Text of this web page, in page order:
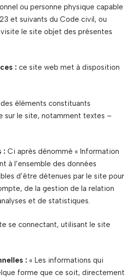
ou personne physique capable
et suivants du Code civil, ou
le site objet des présentes
: ce site web met à disposition
éléments constituants
sur le site, notamment textes –
: Ci après dénommé « Information
à l’ensemble des données
d’être détenues par le site pour
de la gestion de la relation
et de statistiques.
se connectant, utilisant le site
: « Les informations qui
forme que ce soit, directement